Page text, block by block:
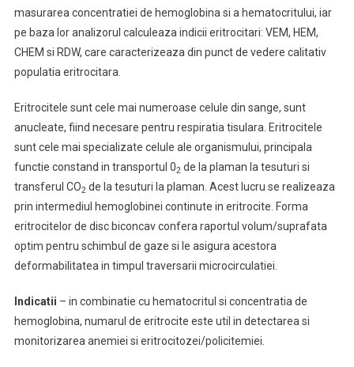
masurarea concentratiei de hemoglobina si a hematocritului, iar
pe baza lor analizorul calculeaza indicii eritrocitari: VEM, HEM,
CHEM si RDW, care caracterizeaza din punct de vedere calitativ
populatia eritrocitara.
Eritrocitele sunt cele mai numeroase celule din sange, sunt
anucleate, fiind necesare pentru respiratia tisulara. Eritrocitele
sunt cele mai specializate celule ale organismului, principala
functie constand in transportul 02 de la plaman la tesuturi si
transferul CO2 de la tesuturi la plaman. Acest lucru se realizeaza
prin intermediul hemoglobinei continute in eritrocite. Forma
eritrocitelor de disc biconcav confera raportul volum/suprafata
optim pentru schimbul de gaze si le asigura acestora
deformabilitatea in timpul traversarii microcirculatiei.
Indicatii – in combinatie cu hematocritul si concentratia de
hemoglobina, numarul de eritrocite este util in detectarea si
monitorizarea anemiei si eritrocitozei/policitemiei.